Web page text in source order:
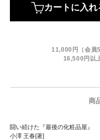
カートに入れ
11,000円（会員
16,500円以
商
闘い続けた『最後の化粧品屋』
小澤 王春[著]